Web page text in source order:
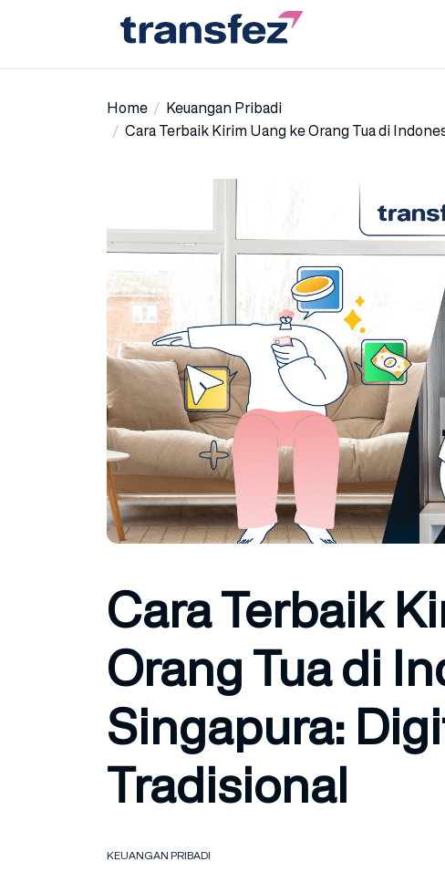
Home
Keuangan Pribadi
Cara Terbaik Kirim Uang ke Orang Tua di
Cara Terbaik
Orang Tua di
Singapura:
Tradisional
KEUANGAN PRIBADI